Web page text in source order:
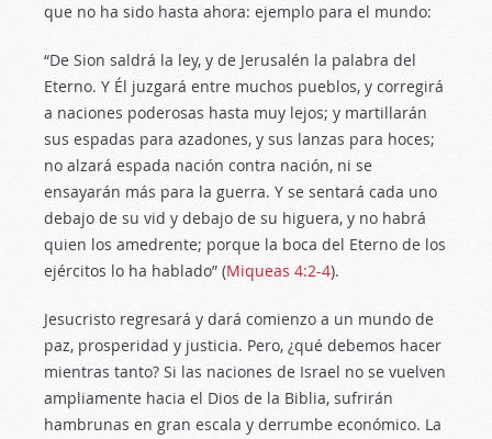
que no ha sido hasta ahora: ejemplo para el mundo:
“De Sion saldrá la ley, y de Jerusalén la palabra del
Eterno. Y Él juzgará entre muchos pueblos, y corregirá
a naciones poderosas hasta muy lejos; y martillarán
sus espadas para azadones, y sus lanzas para hoces;
no alzará espada nación contra nación, ni se
ensayarán más para la guerra. Y se sentará cada uno
debajo de su vid y debajo de su higuera, y no habrá
quien los amedrente; porque la boca del Eterno de los
ejércitos lo ha hablado” (Miqueas 4:2-4).
Jesucristo regresará y dará comienzo a un mundo de
paz, prosperidad y justicia. Pero, ¿qué debemos hacer
mientras tanto? Si las naciones de Israel no se vuelven
ampliamente hacia el Dios de la Biblia, sufrirán
hambrunas en gran escala y derrumbe económico. La